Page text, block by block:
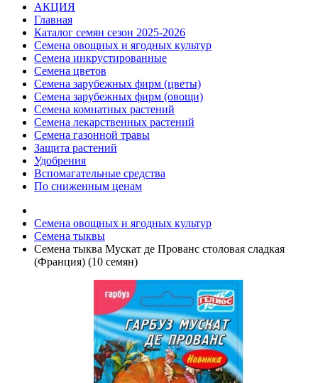
АКЦИЯ
Главная
Каталог семян сезон 2025-2026
Семена овощных и ягодных культур
Семена инкрустированные
Семена цветов
Семена зарубежных фирм (цветы)
Семена зарубежных фирм (овощи)
Семена комнатных растений
Семена лекарственных растений
Семена газонной травы
Защита растений
Удобрения
Вспомагательные средства
По сниженным ценам
Семена овощных и ягодных культур
Семена тыквы
Семена тыква Мускат де Прованс столовая сладкая
(Франция) (10 семян)